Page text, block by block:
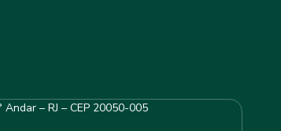
– RJ – CEP 20050-005